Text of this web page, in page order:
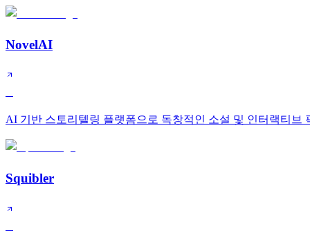
NovelAI
AI 기반 스토리텔링 플랫폼으로 독창적인 소설 및 인터랙티브
Squibler